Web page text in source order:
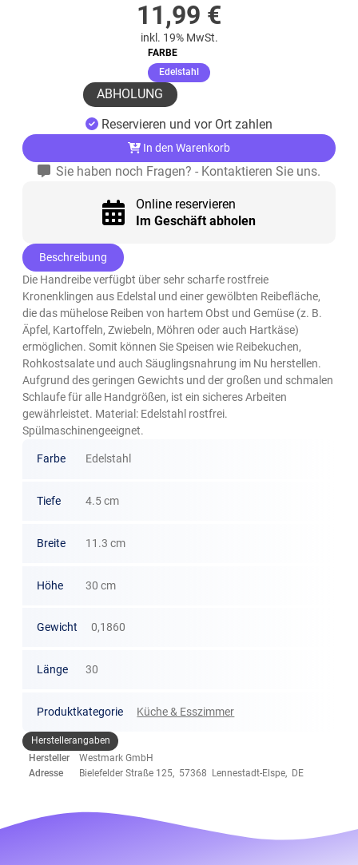
11,99 €
inkl. 19% MwSt.
FARBE
Edelstahl (ausgewählt)
ABHOLUNG
Reservieren und vor Ort zahlen
In den Warenkorb
Sie haben noch Fragen? - Kontaktieren Sie uns.
Online reservieren
Im Geschäft abholen
Beschreibung
Die Handreibe verfügbt über sehr scharfe rostfreie
Kronenklingen aus Edelstal und einer gewölbten Reibefläche,
die das mühelose Reiben von hartem Obst und Gemüse (z. B.
Äpfel, Kartoffeln, Zwiebeln, Möhren oder auch Hartkäse)
ermöglichen. Somit können Sie Speisen wie Reibekuchen,
Rohkostsalate und auch Säuglingsnahrung im Nu herstellen.
Aufgrund des geringen Gewichts und der großen und schmalen
Schlaufe für alle Handgrößen, ist ein sicheres Arbeiten
gewährleistet. Material: Edelstahl rostfrei.
Spülmaschinengeeignet.
Farbe Edelstahl
Tiefe 4.5 cm
Breite 11.3 cm
Höhe 30 cm
Gewicht 0,1860
Länge 30
Produktkategorie Küche & Esszimmer
Herstellerangaben
Hersteller
Westmark GmbH
Adresse
Bielefelder Straße 125, 57368 Lennestadt-Elspe, DE